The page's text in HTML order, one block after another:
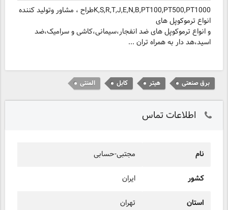
K,S,R,T,J,E,N,B,PT100,PT500,PT1000طراح ، مشاور وتولید کننده
انواع ترموکوپل های
و انواع ترموکوپل های ضد انفجار،سیمانی،کاشی و سرامیک،ضد
اسید،هد دار به همراه تران ...
برق صنعتی هیتر کابل المنتی
اطلاعات تماس
نام مجتبی-حسابی
کشور ایران
استان تهران